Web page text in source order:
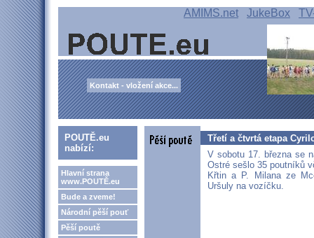
AMIMS.net JukeBox
Kontakt - vložení akce...
POUTĚ.eu
nabízí:
Hlavní strana
www.POUTĚ.eu
Bude a zveme!
Národní pěší pouť
Pěší poutě
Třetí a čtvrtá etapa
V sobotu 17. března se
Ostré sešlo 35 poutníků
Křtin a P. Milana ze
Uršuly na vozíčku.